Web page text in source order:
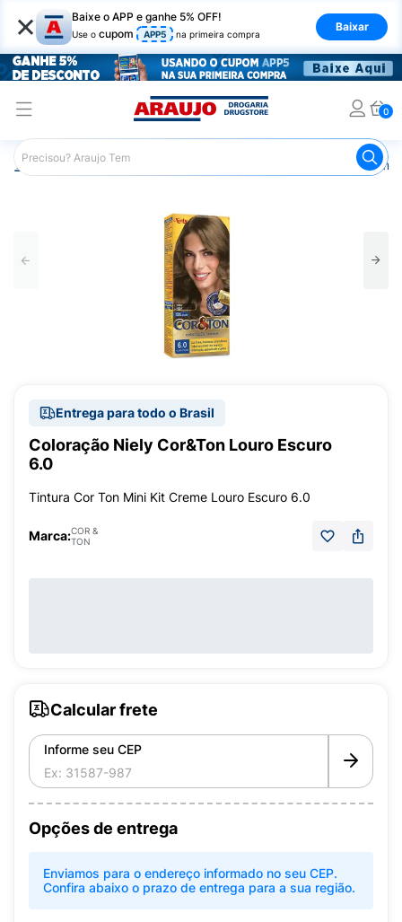
× Baixe o APP e ganhe 5% OFF!
Use o cupom APP5 na primeira compra
Baixar
0
Araujo Cabelo Coloração
Entrega para todo o Brasil
Coloração Niely Cor&Ton Louro Escuro
6.0
Tintura Cor Ton Mini Kit Creme Louro Escuro 6.0
Marca:COR &
TON
Calcular frete
Informe seu CEP
Opções de entrega
Enviamos para o endereço informado no seu CEP.
Confira abaixo o prazo de entrega para a sua região.